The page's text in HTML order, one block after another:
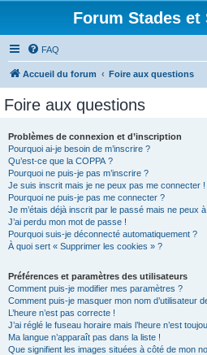
Forum Stades et
FAQ
Accueil du forum Foire aux questions
Foire aux questions
Problèmes de connexion et d’inscription
Pourquoi ai-je besoin de m’inscrire ?
Qu’est-ce que la COPPA ?
Pourquoi ne puis-je pas m’inscrire ?
Je suis inscrit mais je ne peux pas me connecter !
Pourquoi ne puis-je pas me connecter ?
Je m’étais déjà inscrit par le passé mais ne peux
J’ai perdu mon mot de passe !
Pourquoi suis-je déconnecté automatiquement ?
À quoi sert « Supprimer les cookies » ?
Préférences et paramètres des utilisateurs
Comment puis-je modifier mes paramètres ?
Comment puis-je masquer mon nom d’utilisateur
L’heure n’est pas correcte !
J’ai réglé le fuseau horaire mais l’heure n’est
Ma langue n’apparaît pas dans la liste !
Que signifient les images situées à côté de mon